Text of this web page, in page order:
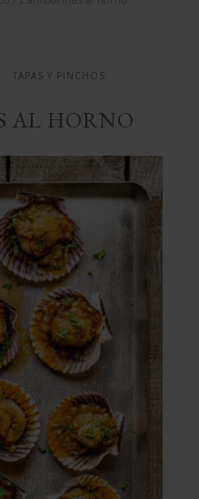
TAPAS Y PINCHOS
AL HORNO